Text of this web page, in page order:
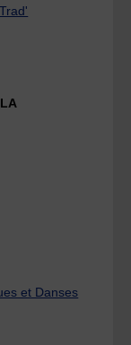
et Danses